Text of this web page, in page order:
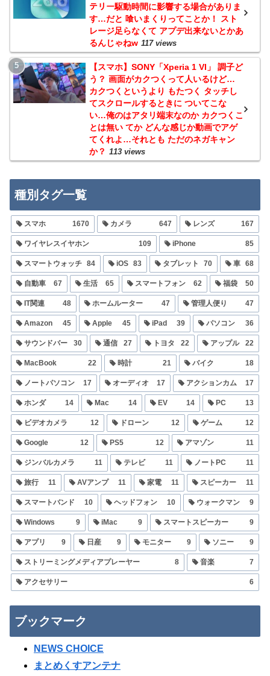
テリー駆動時間に影響する場合がありま
す…だと 喰いまくりってことか！ スト
レージ足らなくて アプデ出来ないとかあ
るんじゃねw 117 views
【スマホ】SONY「Xperia 1 VI」 調子ど
う？ 画面がカクつくって人いるけど…
カクつくというより もたつく タッチし
てスクロールするときに ついてこな
い…俺のはアタリ端末なのか カクつくこ
とは無い てか どんな感じか動画でアゲ
てくれよ…それとも ただのネガキャン
か？ 113 views
種別タグ一覧
スマホ 1670 カメラ 647 レンズ 167
ワイヤレスイヤホン 109 iPhone 85
スマートウォッチ 84 iOS 83 タブレット 70 車 68
自動車 67 生活 65 スマートフォン 62 福袋 50
IT関連 48 ホームルーター 47 管理人便り 47
Amazon 45 Apple 45 iPad 39 パソコン 36
サウンドバー 30 通信 27 トヨタ 22 アップル 22
MacBook 22 時計 21 バイク 18
ノートパソコン 17 オーディオ 17 アクションカム 17
ホンダ 14 Mac 14 EV 14 PC 13
ビデオカメラ 12 ドローン 12 ゲーム 12
Google 12 PS5 12 アマゾン 11
ジンバルカメラ 11 テレビ 11 ノートPC 11
旅行 11 AVアンプ 11 家電 11 スピーカー 11
スマートバンド 10 ヘッドフォン 10 ウォークマン 9
Windows 9 iMac 9 スマートスピーカー 9
アプリ 9 日産 9 モニター 9 ソニー 9
ストリーミングメディアプレーヤー 8 音楽 7
アクセサリー 6
ブックマーク
NEWS CHOICE
まとめくすアンテナ